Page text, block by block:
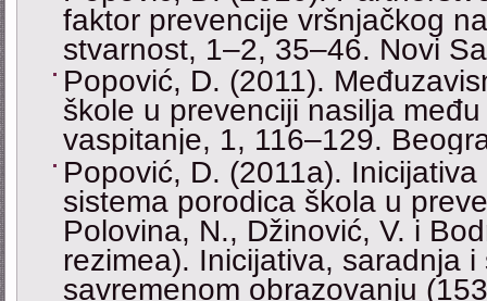
faktor prevencije vršnjačkog
stvarnost, 1–2, 35–46. Novi
Popović, D. (2011).
škole u prevenciji nasilјa
vaspitanje, 1, 116–129.
Popović, D. (2011а).
sistema porodica škola u
Polovina, N., Džinović, V. i
rezimea). Inicijativa, saradnja
savremenom obrazovanju